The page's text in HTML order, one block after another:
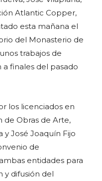
Atlantic Copper,
esta mañana el
del Monasterio de
trabajos de
a finales del pasado
los licenciados en
de Obras de Arte,
y José Joaquín Fijo
de
entidades para
y difusión del